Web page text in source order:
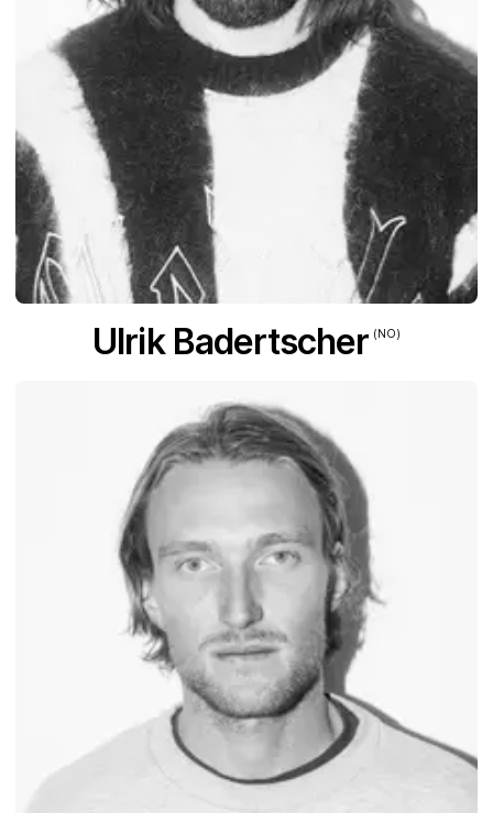
Ulrik Badertscher (NO)